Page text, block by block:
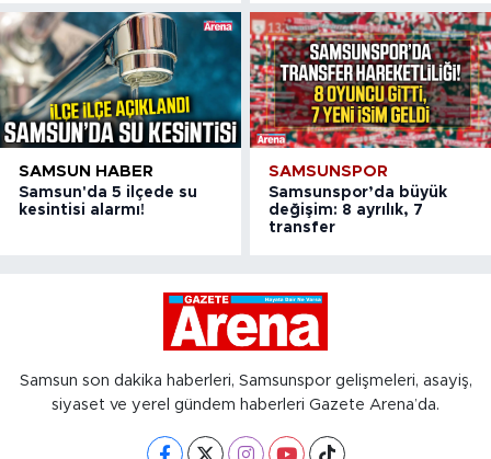
SAMSUN HABER
Samsun'da 5 ilçede su
kesintisi alarmı!
SAMSUNSPOR
Samsunspor’da büyük
değişim: 8 ayrılık, 7
transfer
Samsun son dakika haberleri, Samsunspor gelişmeleri, asayiş,
siyaset ve yerel gündem haberleri Gazete Arena’da.